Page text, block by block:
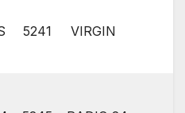
5241 VIRGIN